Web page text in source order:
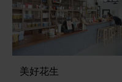
美好花生